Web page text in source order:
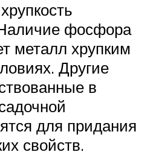
фосфора
металл хрупким
Другие
в
для придания
свойств.